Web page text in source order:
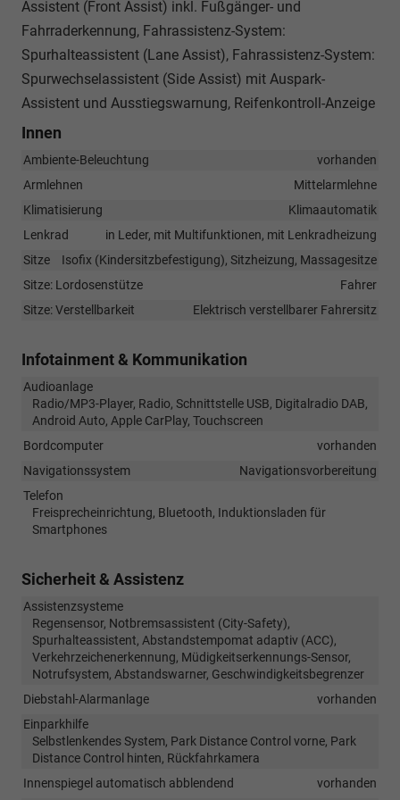
Assistent (Front Assist) inkl. Fußgänger- und
Fahrraderkennung, Fahrassistenz-System:
Spurhalteassistent (Lane Assist), Fahrassistenz-System:
Spurwechselassistent (Side Assist) mit Auspark-
Assistent und Ausstiegswarnung, Reifenkontroll-Anzeige
Innen
Ambiente-Beleuchtung
vorhanden
Armlehnen
Mittelarmlehne
Klimatisierung
Klimaautomatik
Lenkrad
in Leder, mit Multifunktionen, mit Lenkradheizung
Sitze
Isofix (Kindersitzbefestigung), Sitzheizung, Massagesitze
Sitze: Lordosenstütze
Fahrer
Sitze: Verstellbarkeit
Elektrisch verstellbarer Fahrersitz
Infotainment & Kommunikation
Audioanlage
Radio/MP3-Player, Radio, Schnittstelle USB, Digitalradio DAB,
Android Auto, Apple CarPlay, Touchscreen
Bordcomputer
vorhanden
Navigationssystem
Navigationsvorbereitung
Telefon
Freisprecheinrichtung, Bluetooth, Induktionsladen für
Smartphones
Sicherheit & Assistenz
Assistenzsysteme
Regensensor, Notbremsassistent (City-Safety),
Spurhalteassistent, Abstandstempomat adaptiv (ACC),
Verkehrzeichenerkennung, Müdigkeitserkennungs-Sensor,
Notrufsystem, Abstandswarner, Geschwindigkeitsbegrenzer
Diebstahl-Alarmanlage
vorhanden
Einparkhilfe
Selbstlenkendes System, Park Distance Control vorne, Park
Distance Control hinten, Rückfahrkamera
Innenspiegel automatisch abblendend
vorhanden